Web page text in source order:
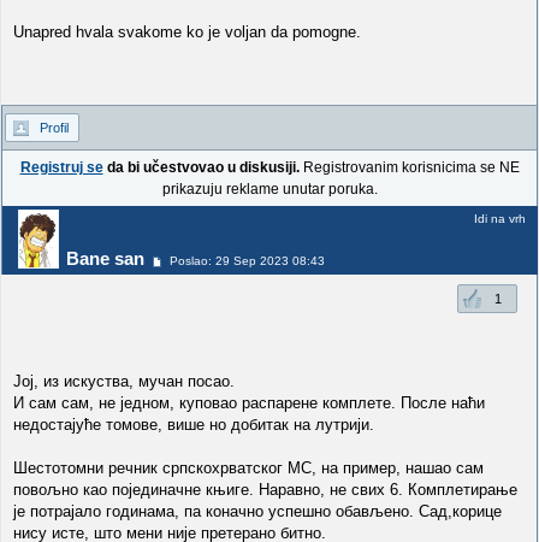
Unapred hvala svakome ko je voljan da pomogne.
Profil
Registruj seda bi učestvovao u diskusiji.Registrovanim korisnicima se NE
prikazuju reklame unutar poruka.
Bane san Poslao: 29 Sep 2023 08:43
Idi na vrh
1
Јој, из искуства, мучан посао.
И сам сам, не једном, куповао распарене комплете. После наћи
недостајуће томове, више но добитак на лутрији.
Шестотомни речник српскохрватског МС, на пример, нашао сам
повољно као појединачне књиге. Наравно, не свих 6. Комплетирање
је потрајало годинама, па коначно успешно обављено. Сад,корице
нису исте, што мени није претерано битно.